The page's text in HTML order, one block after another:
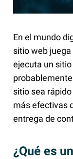
En el mundo
sitio web
ejecuta un
sitio sea
más efectivas
entrega de
¿Qué es